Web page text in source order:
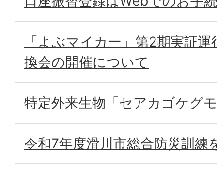
「よぶマイカー」第2期実証
換会の開催について
特定外来生物「セアカゴケグ
令和7年度滑川市総合防災訓練